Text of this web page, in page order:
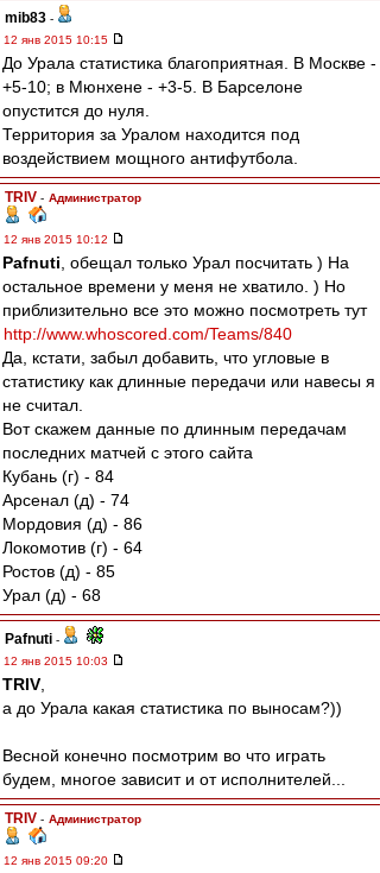
mib83 -
12 янв 2015 10:15
До Урала статистика благоприятная. В Москве -
+5-10; в Мюнхене - +3-5. В Барселоне
опустится до нуля.
Территория за Уралом находится под
воздействием мощного антифутбола.
TRIV - Администратор
12 янв 2015 10:12
Pafnuti , обещал только Урал посчитать ) На
остальное времени у меня не хватило. ) Но
приблизительно все это можно посмотреть тут
http://www.whoscored.com/Teams/840
Да, кстати, забыл добавить, что угловые в
статистику как длинные передачи или навесы я
не считал.
Вот скажем данные по длинным передачам
последних матчей с этого сайта
Кубань (г) - 84
Арсенал (д) - 74
Мордовия (д) - 86
Локомотив (г) - 64
Ростов (д) - 85
Урал (д) - 68
Pafnuti -
12 янв 2015 10:03
TRIV
а до Урала какая статистика по выносам?))
Весной конечно посмотрим во что играть
будем, многое зависит и от исполнителей...
TRIV - Администратор
12 янв 2015 09:20